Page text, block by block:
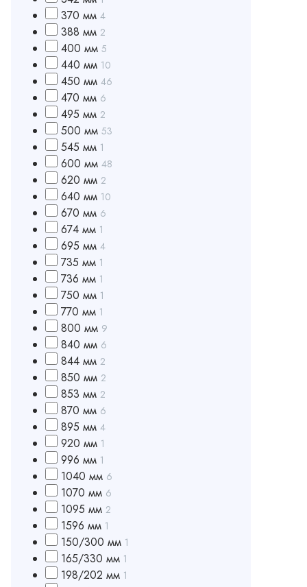
370 мм 4
388 мм 2
400 мм 5
440 мм 10
450 мм 46
470 мм 6
495 мм 2
500 мм 53
545 мм 1
600 мм 48
620 мм 2
640 мм 10
670 мм 6
674 мм 1
695 мм 4
735 мм 1
736 мм 1
750 мм 1
770 мм 1
800 мм 9
840 мм 6
844 мм 2
850 мм 2
853 мм 2
870 мм 6
895 мм 4
920 мм 1
996 мм 1
1040 мм 6
1070 мм 6
1095 мм 2
1596 мм 1
150/300 мм 1
165/330 мм 1
198/202 мм 1